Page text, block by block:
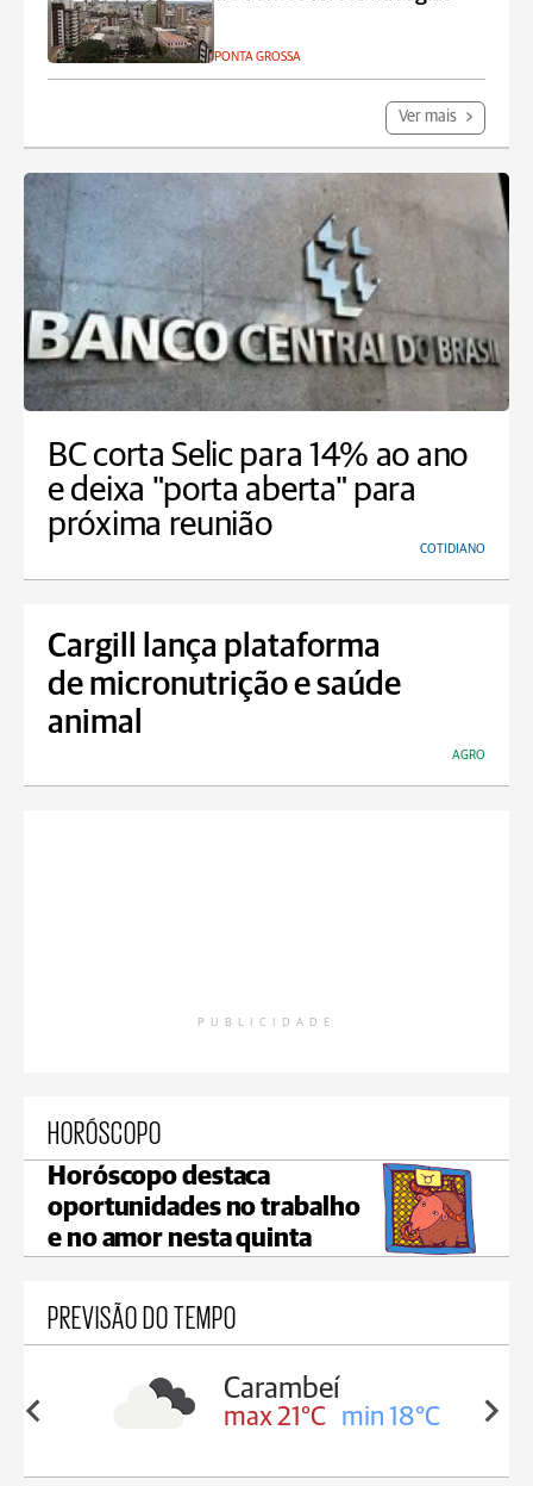
PONTA GROSSA
Ver mais
BC corta Selic para 14% ao ano
e deixa "porta aberta" para
próxima reunião
COTIDIANO
Cargill lança plataforma
de micronutrição e saúde
animal
AGRO
PUBLICIDADE
HORÓSCOPO
Horóscopo destaca
oportunidades no trabalho
e no amor nesta quinta
PREVISÃO DO TEMPO
18°C
Jaguariaíva
max 21°C min 20°C